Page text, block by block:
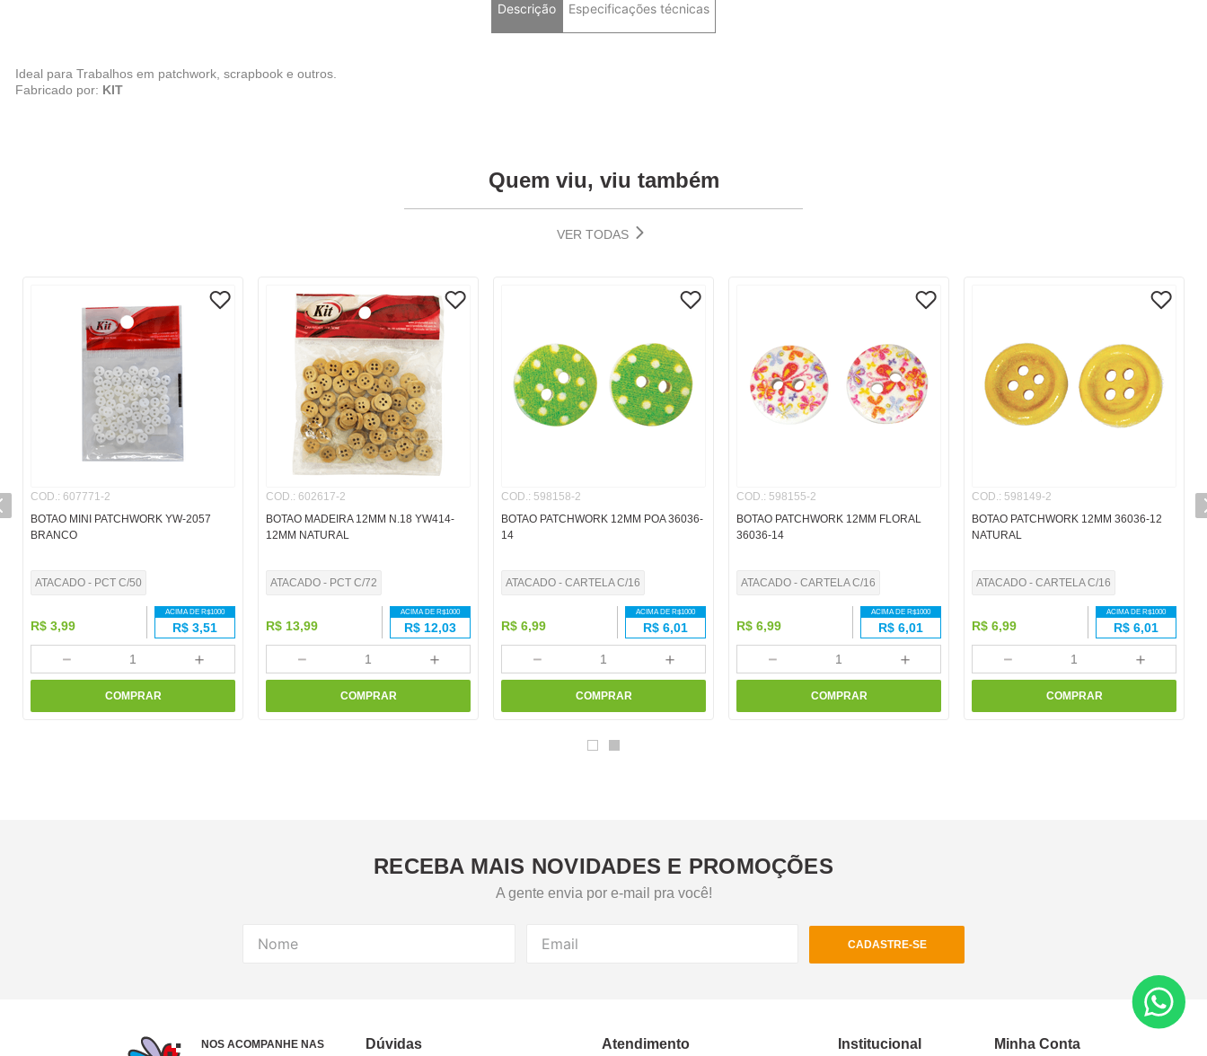
Descrição Especificações técnicas
Ideal para Trabalhos em patchwork, scrapbook e outros.
Fabricado por: KIT
Quem viu, viu também
VER TODAS
COD.: 607771-2
BOTAO MINI PATCHWORK YW-2057
BRANCO
ATACADO - PCT C/50
R$ 3,99
ACIMA DE R$1000
R$ 3,51
＋
－
COMPRAR
COD.: 602617-2
BOTAO MADEIRA 12MM N.18 YW414-
12MM NATURAL
ATACADO - PCT C/72
R$ 13,99
ACIMA DE R$1000
R$ 12,03
＋
－
COMPRAR
COD.: 598158-2
BOTAO PATCHWORK 12MM POA 36036-
14
ATACADO - CARTELA C/16
R$ 6,99
ACIMA DE R$1000
R$ 6,01
＋
－
COMPRAR
COD.: 598155-2
BOTAO PATCHWORK 12MM FLORAL
36036-14
ATACADO - CARTELA C/16
R$ 6,99
ACIMA DE R$1000
R$ 6,01
＋
－
COMPRAR
COD.: 598149-2
BOTAO PATCHWORK 12MM 36036-12
NATURAL
ATACADO - CARTELA C/16
R$ 6,99
ACIMA DE R$1000
R$ 6,01
＋
－
COMPRAR
RECEBA MAIS NOVIDADES E PROMOÇÕES
A gente envia por e-mail pra você!
CADASTRE-SE
NOS ACOMPANHE NAS
Dúvidas Atendimento Institucional Minha Conta